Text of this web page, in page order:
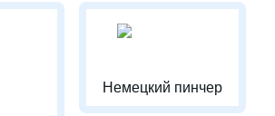
Немецкий пинчер